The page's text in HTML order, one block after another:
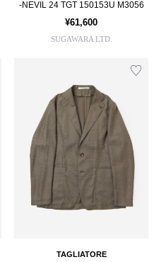
-NEVIL 24 TGT 150153U M3056
¥61,600
SUGAWARA LTD.
TAGLIATORE